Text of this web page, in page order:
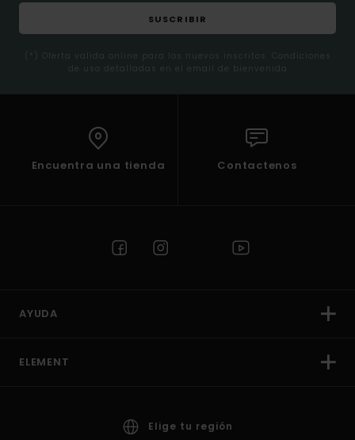
SUSCRIBIR
(*) Oferta valida online para los nuevos inscritos. Condiciones
de uso detalladas en el email de bienvenida
Encuentra una tienda Contactenos
AYUDA
ELEMENT
Elige tu región